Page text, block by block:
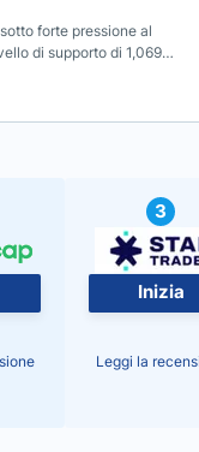
forte pressione al
di supporto di 1,0695,
3
Inizia
Leggi la